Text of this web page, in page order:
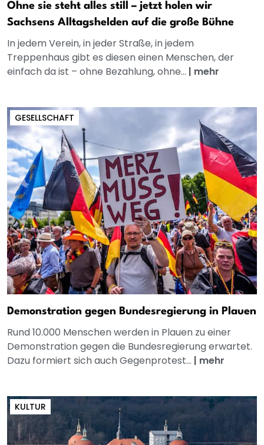
Ohne sie steht alles still – jetzt holen wir
Sachsens Alltagshelden auf die große Bühne
In jedem Verein, in jeder Straße, in jedem
Treppenhaus gibt es diesen einen Menschen, der
einfach da ist – ohne Bezahlung, ohne... | mehr
GESELLSCHAFT
Demonstration gegen Bundesregierung in Plauen
Rund 10.000 Menschen werden in Plauen zu einer
Demonstration gegen die Bundesregierung erwartet.
Dazu formiert sich auch Gegenprotest... | mehr
KULTUR